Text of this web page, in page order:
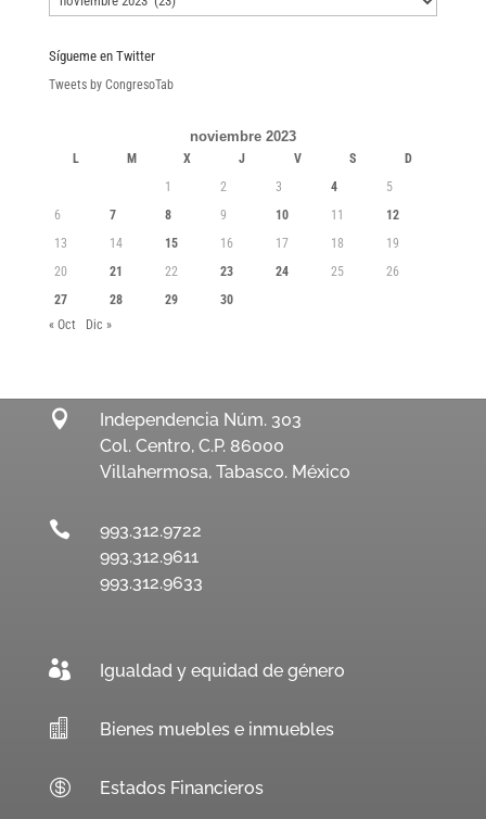
Sígueme en Twitter
Tweets by CongresoTab
noviembre 2023
L M X J V S
D
1
2 3 4
5
6
7 8 9 10 11
12
13
14 15 16 17 18
19
20
21 22 23 24 25
26
27
28 29
30
« Oct
Dic »

Independencia Núm. 303
Col. Centro, C.P. 86000
Villahermosa, Tabasco. México

993.312.9722
993.312.9611
993.312.9633
 Igualdad y equidad de género
 Bienes muebles e inmuebles
 Estados Financieros